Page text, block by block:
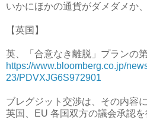
いかにほかの通貨がダメダメか
【英国】
英、「合意なき離脱」プランの
https://www.bloomberg.co.jp/
23/PDVXJG6S972901
ブレグジット交渉は、その内容
英国、EU 各国双方の議会承認